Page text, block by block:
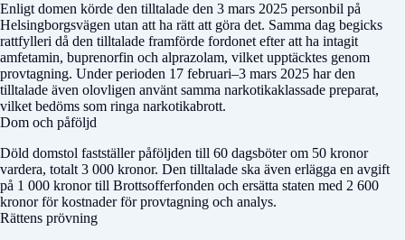
Enligt domen körde den tilltalade den 3 mars 2025 personbil på
Helsingborgsvägen utan att ha rätt att göra det. Samma dag begicks
rattfylleri då den tilltalade framförde fordonet efter att ha intagit
amfetamin, buprenorfin och alprazolam, vilket upptäcktes genom
provtagning. Under perioden 17 februari–3 mars 2025 har den
tilltalade även olovligen använt samma narkotikaklassade preparat,
vilket bedöms som ringa narkotikabrott.
Dom och påföljd
Döld domstol fastställer påföljden till 60 dagsböter om 50 kronor
vardera, totalt 3 000 kronor. Den tilltalade ska även erlägga en avgift
på 1 000 kronor till Brottsofferfonden och ersätta staten med 2 600
kronor för kostnader för provtagning och analys.
Rättens prövning